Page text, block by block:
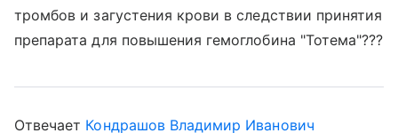
тромбов и загустения крови в следствии принятия
препарата для повышения гемоглобина "Тотема"???
Отвечает Кондрашов Владимир Иванович